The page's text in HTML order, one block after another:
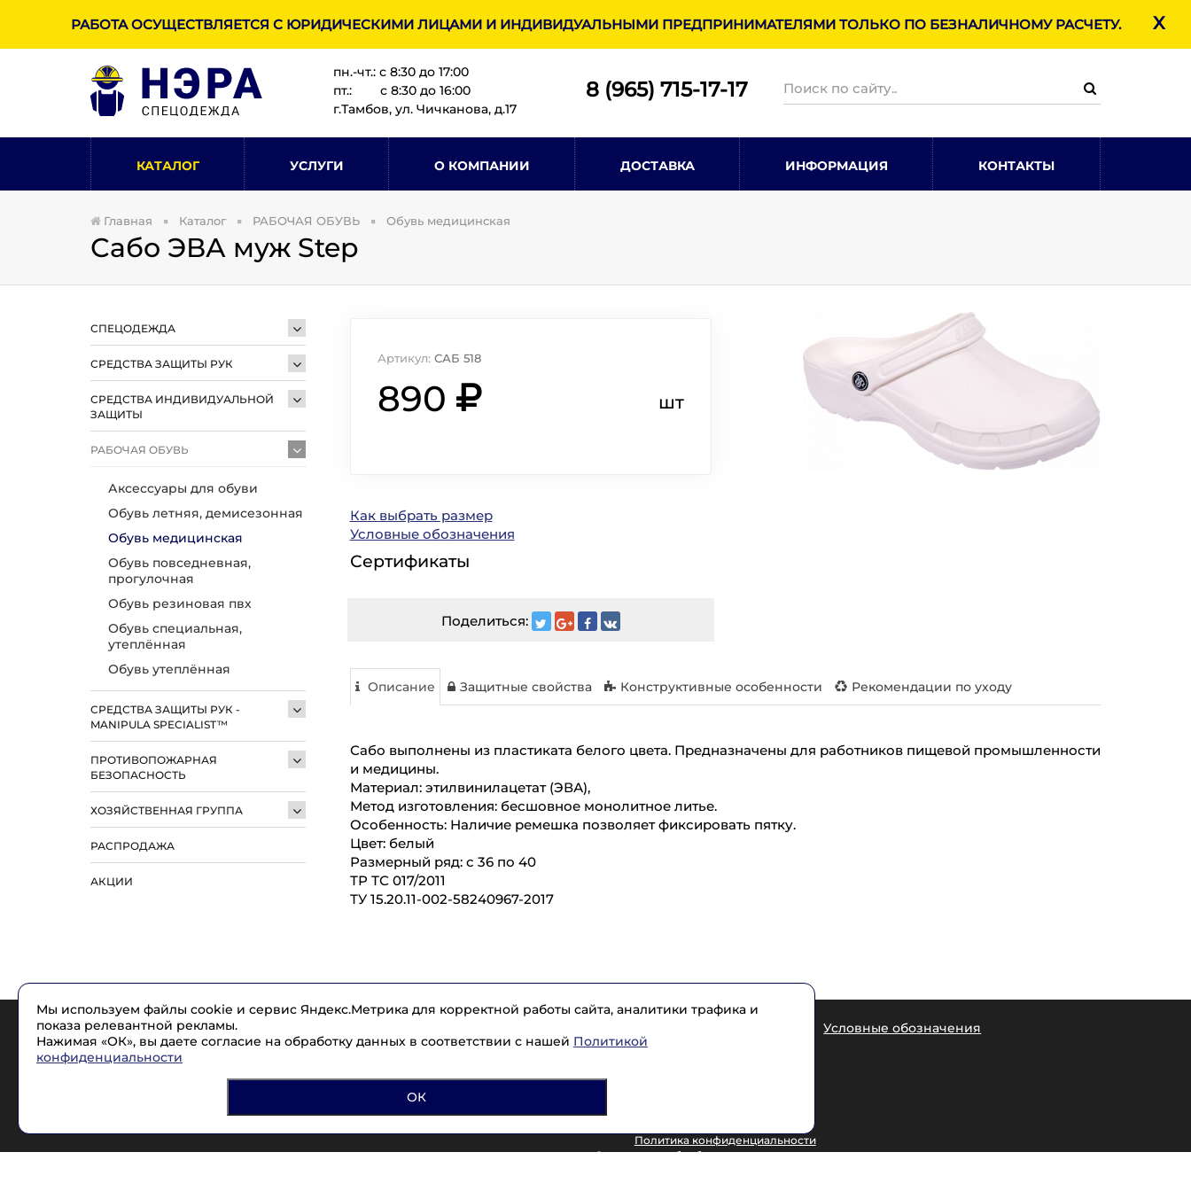
РАБОТА ОСУЩЕСТВЛЯЕТСЯ С ЮРИДИЧЕСКИМИ ЛИЦАМИ И ИНДИВИДУАЛЬНЫМИ ПРЕДПРИНИМАТЕЛЯМИ ТОЛЬКО ПО БЕЗНАЛИЧНОМУ РАСЧЕТУ. X
пн.-чт.: с 8:30 до 17:00
пт.: с 8:30 до 16:00
г.Тамбов, ул. Чичканова, д.17
8 (965) 715-17-17
КАТАЛОГ УСЛУГИ О КОМПАНИИ ДОСТАВКА ИНФОРМАЦИЯ КОНТАКТЫ
Главная Каталог РАБОЧАЯ ОБУВЬ Обувь медицинская
Сабо ЭВА муж Step
СПЕЦОДЕЖДА
СРЕДСТВА ЗАЩИТЫ РУК
СРЕДСТВА ИНДИВИДУАЛЬНОЙ
ЗАЩИТЫ
РАБОЧАЯ ОБУВЬ
Аксессуары для обуви
Обувь летняя, демисезонная
Обувь медицинская
Обувь повседневная,
прогулочная
Обувь резиновая пвх
Обувь специальная,
утеплённая
Обувь утеплённая
СРЕДСТВА ЗАЩИТЫ РУК -
MANIPULA SPECIALIST™
ПРОТИВОПОЖАРНАЯ
БЕЗОПАСНОСТЬ
ХОЗЯЙСТВЕННАЯ ГРУППА
РАСПРОДАЖА
АКЦИИ
Артикул: САБ 518
890 шт
Как выбрать размер
Условные обозначения
Сертификаты
Поделиться:
Описание Защитные свойства Конструктивные особенности Рекомендации по уходу
Сабо выполнены из пластиката белого цвета. Предназначены для работников пищевой промышленности
и медицины.
Материал: этилвинилацетат (ЭВА),
Метод изготовления: бесшовное монолитное литье.
Особенность: Наличие ремешка позволяет фиксировать пятку.
Цвет: белый
Размерный ряд: с 36 по 40
ТР ТС 017/2011
ТУ 15.20.11-002-58240967-2017
2005 - 2017 © НЭРА СПЕЦОДЕЖДА.
Условные обозначения
Политика конфиденциальности
Согласие на обработку персональных данных
Мы используем файлы cookie и сервис Яндекс.Метрика для корректной работы сайта, аналитики трафика и
показа релевантной рекламы.
Нажимая «ОК», вы даете согласие на обработку данных в соответствии с нашей Политикой
конфиденциальности
ОК